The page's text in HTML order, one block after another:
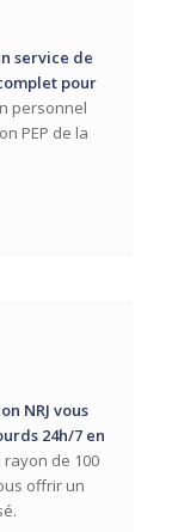
service de
pour
personnel
PEP de la
NRJ vous
24h/7 en
rayon de 100
offrir un